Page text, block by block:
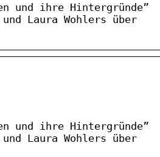
und ihre Hintergründe”
Laura Wohlers über
und ihre Hintergründe”
Laura Wohlers über